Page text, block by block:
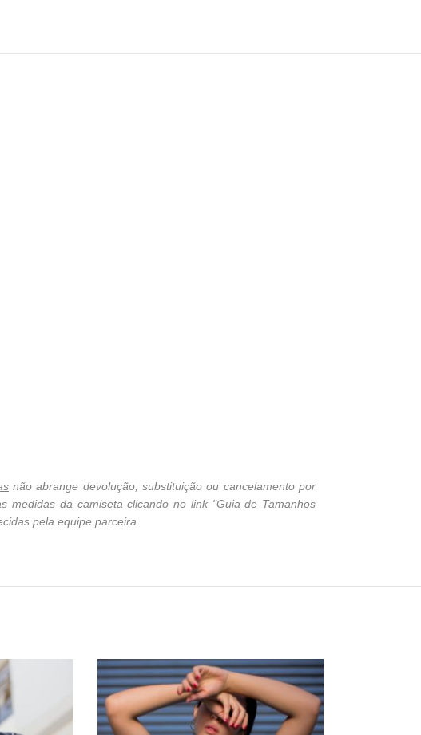
não abrange devolução, substituição ou cancelamento por
medidas da camiseta clicando no link "Guia de Tamanhos
pela equipe parceira.